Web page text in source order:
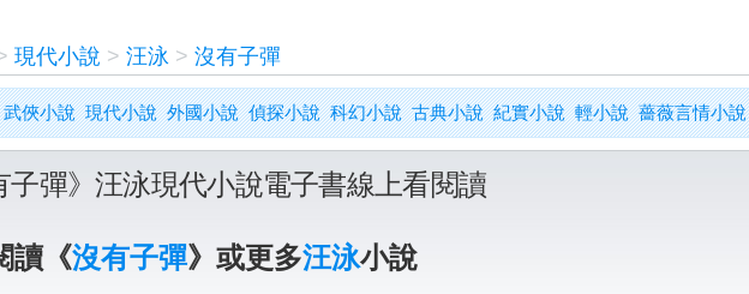
現代小說 > 汪泳> 沒有子彈
武俠小說 現代小說 外國小說 偵探小說 科幻小說 古典小說 紀實小說 輕小說 薔薇言情小說
子彈》汪泳現代小說電子書線上看閱讀
讀《沒有子彈》或更多汪泳小說